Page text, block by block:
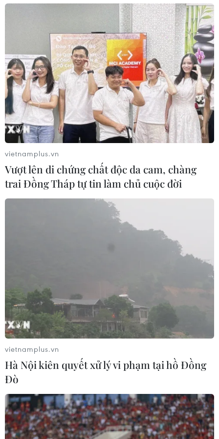
Khởi tố, tạm giam một hiệu trưởng chiếm
đoạt gần 800 triệu đồng
Ông Nguyễn Phi Hùng đã lợi dụng việc được Ban đại
diện cha mẹ học sinh ủy quyền thu, quản lý, sử dụng đối
với các khoản thu của học sinh tại trường, báo cáo Ban
vietnamplus.vn
Vượt lên di chứng chất độc da cam, chàng
trai Đồng Tháp tự tin làm chủ cuộc đời
vietnamplus.vn
Hà Nội kiên quyết xử lý vi phạm tại hồ Đồng
Đò